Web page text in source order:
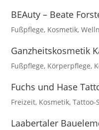
BEAuty – Beate
Fußpflege, Kosmetik,
Ganzheitskosmetik
Fußpflege, Körperpflege,
Fuchs und Hase
Freizeit, Kosmetik,Tattoo-
Laabertaler